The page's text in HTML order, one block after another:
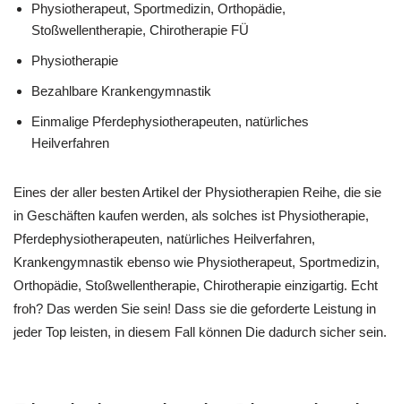
Physiotherapeut, Sportmedizin, Orthopädie,
Stoßwellentherapie, Chirotherapie FÜ
Physiotherapie
Bezahlbare Krankengymnastik
Einmalige Pferdephysiotherapeuten, natürliches
Heilverfahren
Eines der aller besten Artikel der Physiotherapien Reihe, die sie
in Geschäften kaufen werden, als solches ist Physiotherapie,
Pferdephysiotherapeuten, natürliches Heilverfahren,
Krankengymnastik ebenso wie Physiotherapeut, Sportmedizin,
Orthopädie, Stoßwellentherapie, Chirotherapie einzigartig. Echt
froh? Das werden Sie sein! Dass sie die geforderte Leistung in
jeder Top leisten, in diesem Fall können Die dadurch sicher sein.